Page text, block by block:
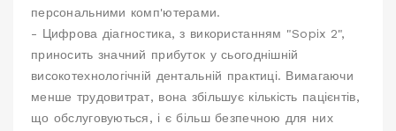
персональними комп'ютерами.
- Цифрова діагностика, з використанням "Sopix 2",
приносить значний прибуток у сьогоднішній
високотехнологічній дентальній практиці. Вимагаючи
менше трудовитрат, вона збільшує кількість пацієнтів,
що обслуговуються, і є більш безпечною для них